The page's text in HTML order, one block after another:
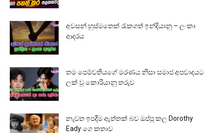
අවසන් හුස්මතෙක් රැකගත් ඉන්දියානු – ලංකා
ආදරය
තම පෙම්වතියගේ මරණය නිසා සමාජ අපවාදයට
ලක් වූ කොරියානු තරුව
නැවත ඉපදීම ඇත්තක් බව ඔප්පු කල Dorothy
Eady ගෙ කතාව